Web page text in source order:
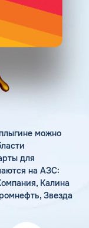
можно
для
на АЗС:
Калина
Звезда